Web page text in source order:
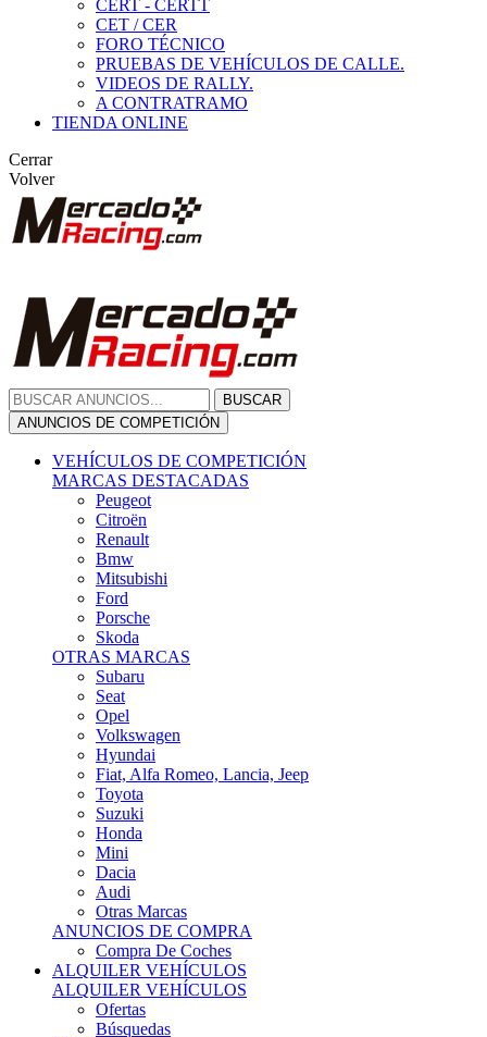
CERT - CERTT
CET / CER
FORO TÉCNICO
PRUEBAS DE VEHÍCULOS DE CALLE.
VIDEOS DE RALLY.
A CONTRATRAMO
TIENDA ONLINE
Cerrar
Volver
BUSCAR
ANUNCIOS DE COMPETICIÓN
VEHÍCULOS DE COMPETICIÓN
MARCAS DESTACADAS
Peugeot
Citroën
Renault
Bmw
Mitsubishi
Ford
Porsche
Skoda
OTRAS MARCAS
Subaru
Seat
Opel
Volkswagen
Hyundai
Fiat, Alfa Romeo, Lancia, Jeep
Toyota
Suzuki
Honda
Mini
Dacia
Audi
Otras Marcas
ANUNCIOS DE COMPRA
Compra De Coches
ALQUILER VEHÍCULOS
ALQUILER VEHÍCULOS
Ofertas
Búsquedas
PERSONAL